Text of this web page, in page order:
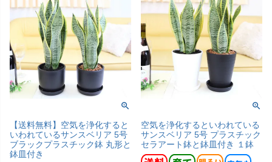
【送料無料】空気を浄化すると
いわれているサンスベリア 5号
ブラックプラスチック鉢 丸形と
鉢皿付き
空気を浄化するといわれている
サンスベリア 5号 プラスチック
セラアート鉢と鉢皿付き １鉢